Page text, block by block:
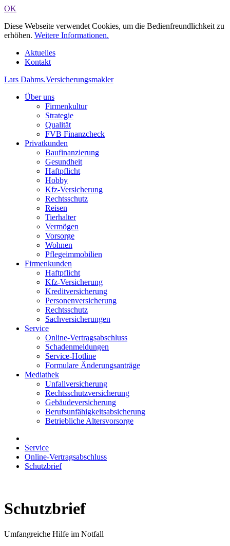
OK
Diese Webseite verwendet Cookies, um die Bedienfreundlichkeit zu
erhöhen. Weitere Informationen.
Aktuelles
Kontakt
Lars Dahms.Versicherungsmakler
Über uns
Firmenkultur
Strategie
Qualität
FVB Finanzcheck
Privatkunden
Baufinanzierung
Gesundheit
Haftpflicht
Hobby
Kfz-Versicherung
Rechtsschutz
Reisen
Tierhalter
Vermögen
Vorsorge
Wohnen
Pflegeimmobilien
Firmenkunden
Haftpflicht
Kfz-Versicherung
Kreditversicherung
Personenversicherung
Rechtsschutz
Sachversicherungen
Service
Online-Vertragsabschluss
Schadenmeldungen
Service-Hotline
Formulare Änderungsanträge
Mediathek
Unfallversicherung
Rechtsschutzversicherung
Gebäudeversicherung
Berufsunfähigkeitsabsicherung
Betriebliche Altersvorsorge
Service
Online-Vertragsabschluss
Schutzbrief
Schutzbrief
Umfangreiche Hilfe im Notfall